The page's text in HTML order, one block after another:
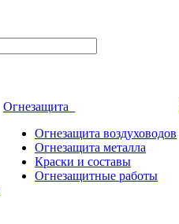
Огнезащита
Огнезащита воздуховодов
Огнезащита металла
Краски и составы
Огнезащитные работы